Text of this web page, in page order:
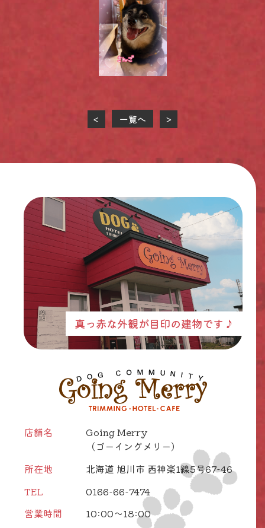
< 一覧へ >
真っ赤な外観が目印の建物です♪
店舗名
Going Merry
（ゴーイングメリー）
所在地
北海道 旭川市 西神楽1線5号67-46
TEL
0166-66-7474
営業時間
10:00～18:00